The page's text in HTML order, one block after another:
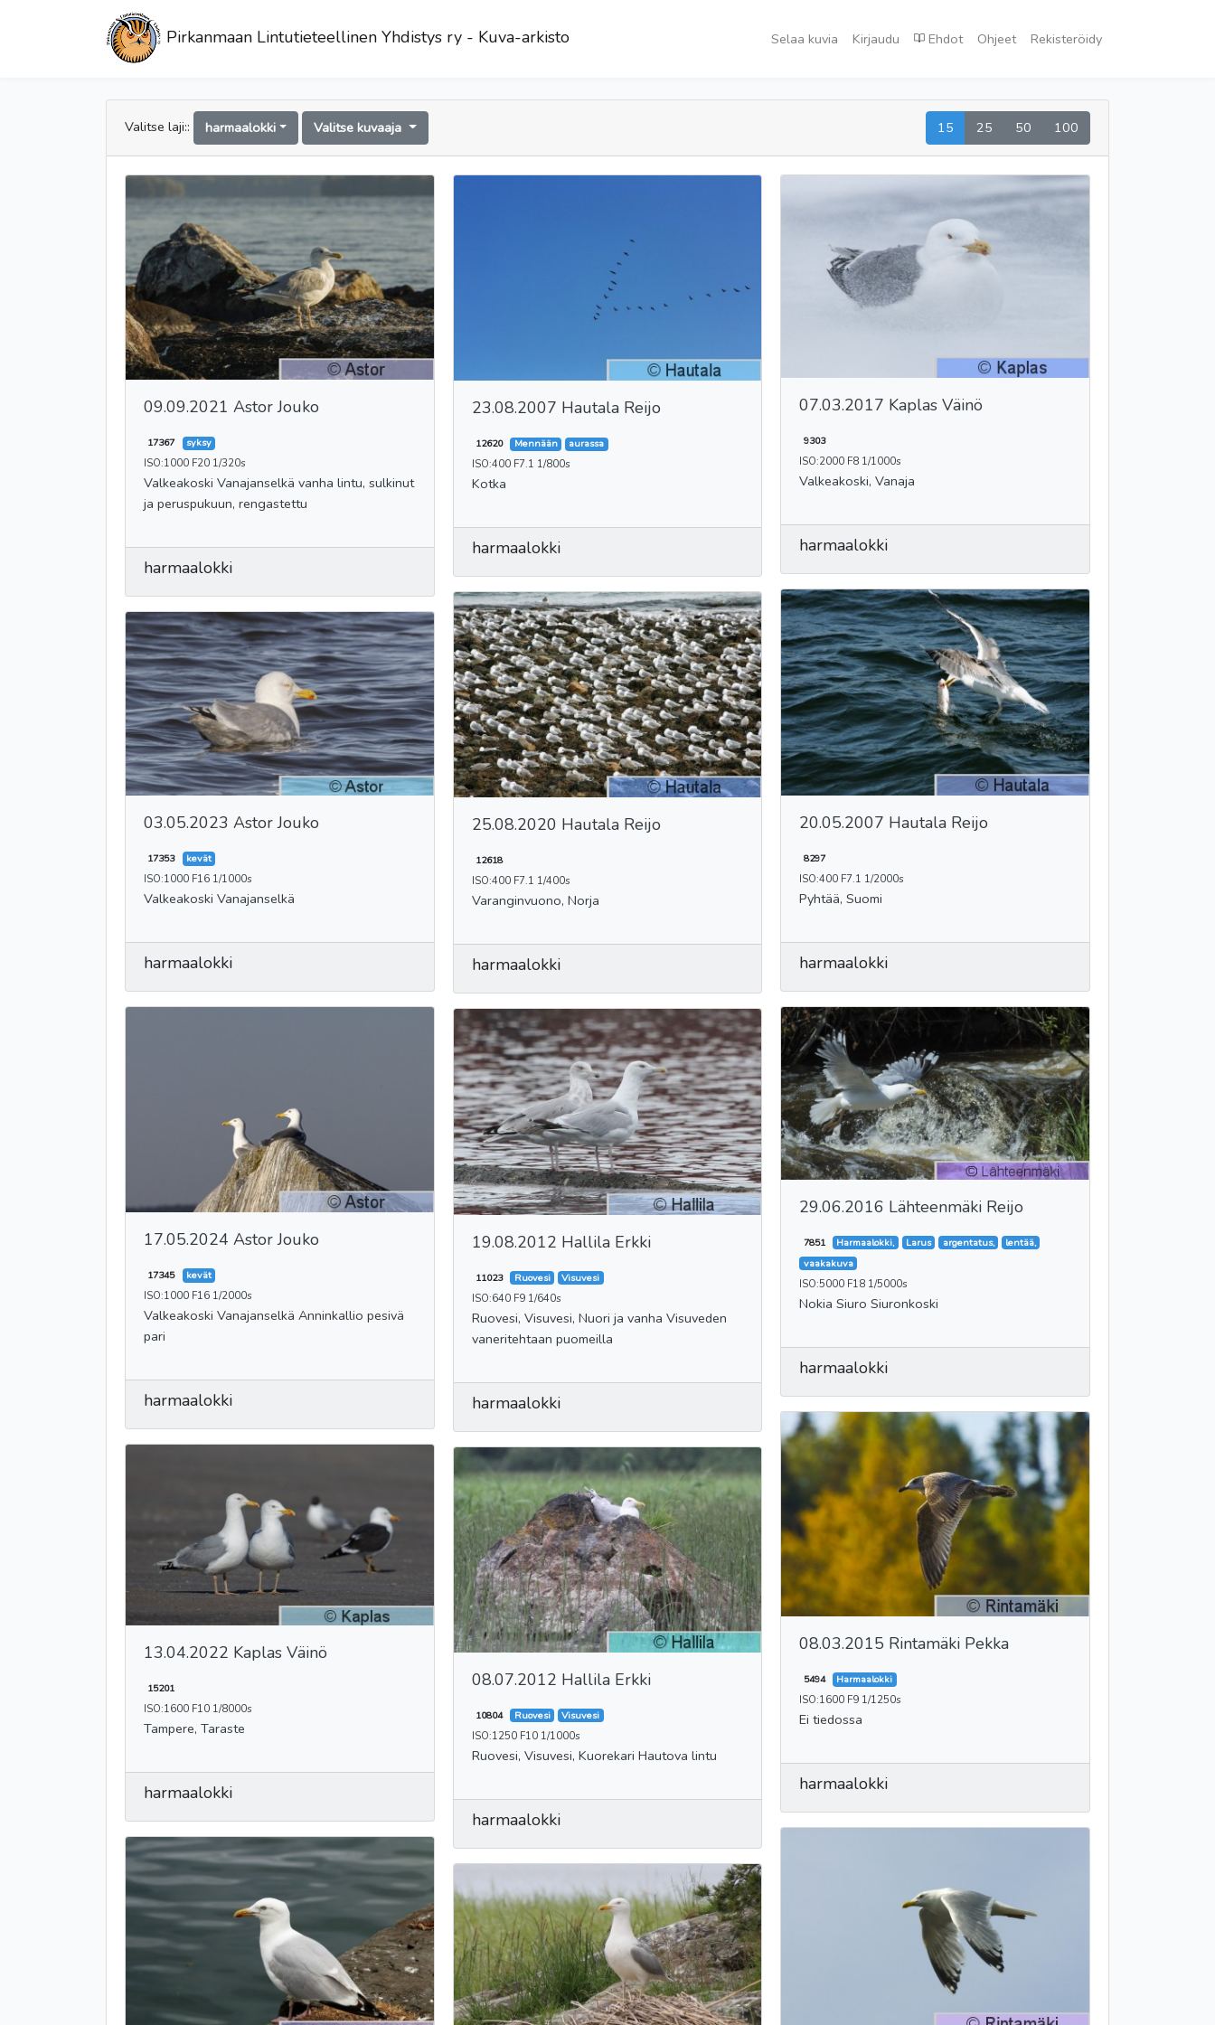
Pirkanmaan Lintutieteellinen Yhdistys ry - Kuva-arkisto Selaa kuvia Kirjaudu Ehdot Ohjeet Rekisteröidy
Valitse laji:: harmaalokki Valitse kuvaaja 15 25 50 100
09.09.2021 Astor Jouko
17367 syksy
ISO:1000 F20 1/320s
Valkeakoski Vanajanselkä vanha lintu, sulkinut
ja peruspukuun, rengastettu
harmaalokki
03.05.2023 Astor Jouko
17353 kevät
ISO:1000 F16 1/1000s
Valkeakoski Vanajanselkä
harmaalokki
17.05.2024 Astor Jouko
17345 kevät
ISO:1000 F16 1/2000s
Valkeakoski Vanajanselkä Anninkallio pesivä
pari
harmaalokki
13.04.2022 Kaplas Väinö
15201
ISO:1600 F10 1/8000s
Tampere, Taraste
harmaalokki
23.08.2007 Hautala Reijo
12620 Mennään aurassa
ISO:400 F7.1 1/800s
Kotka
harmaalokki
25.08.2020 Hautala Reijo
12618
ISO:400 F7.1 1/400s
Varanginvuono, Norja
harmaalokki
19.08.2012 Hallila Erkki
11023 Ruovesi Visuvesi
ISO:640 F9 1/640s
Ruovesi, Visuvesi, Nuori ja vanha Visuveden
vaneritehtaan puomeilla
harmaalokki
08.07.2012 Hallila Erkki
10804 Ruovesi Visuvesi
ISO:1250 F10 1/1000s
Ruovesi, Visuvesi, Kuorekari Hautova lintu
harmaalokki
07.03.2017 Kaplas Väinö
9303
ISO:2000 F8 1/1000s
Valkeakoski, Vanaja
harmaalokki
20.05.2007 Hautala Reijo
8297
ISO:400 F7.1 1/2000s
Pyhtää, Suomi
harmaalokki
29.06.2016 Lähteenmäki Reijo
7851 Harmaalokki, Larus argentatus,
lentää,
vaakakuva
ISO:5000 F18 1/5000s
Nokia Siuro Siuronkoski
harmaalokki
08.03.2015 Rintamäki Pekka
5494 Harmaalokki
ISO:1600 F9 1/1250s
Ei tiedossa
harmaalokki